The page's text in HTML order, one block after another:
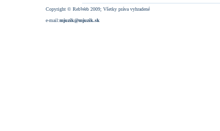
Copyright © RebWeb 2009; Všetky práva vyhradené
e-mail:mjuzik@mjuzik.sk